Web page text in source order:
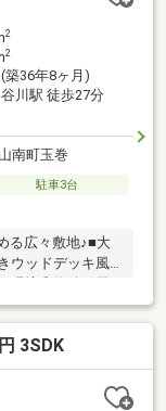
かせ下さい！
2
2
築36年8ヶ月)
川駅 徒歩27分
南町玉巻
駐車3台
る広々敷地♪■大
ウッドデッキ風
：徒歩約49分◆ホ
ください♪メー
お家探し』『ご
アーキホームラ
3SDK